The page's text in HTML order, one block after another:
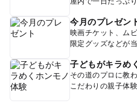
今月のプレゼン
映画チケット、ム
限定グッズなどが当
子どもがキラめ
その道のプロに教
こだわりの親子体